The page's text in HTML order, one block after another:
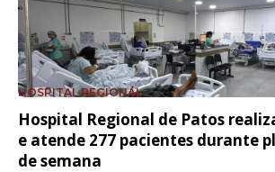
HOSPITAL REGIONAL
Hospital Regional de Patos
e atende 277 pacientes durante
de semana